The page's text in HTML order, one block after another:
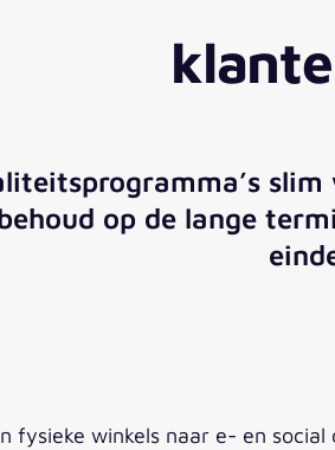
op de lange
fysieke winkels naar e- en